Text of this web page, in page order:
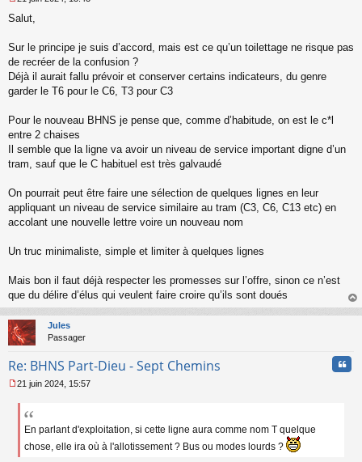
e
s
g
e
n
n
u
Salut,
Sur le principe je suis d’accord, mais est ce qu’un toilettage ne risque pas
de recréer de la confusion ?
Déjà il aurait fallu prévoir et conserver certains indicateurs, du genre
garder le T6 pour le C6, T3 pour C3
Pour le nouveau BHNS je pense que, comme d’habitude, on est le c*l
entre 2 chaises
Il semble que la ligne va avoir un niveau de service important digne d’un
tram, sauf que le C habituel est très galvaudé
On pourrait peut être faire une sélection de quelques lignes en leur
appliquant un niveau de service similaire au tram (C3, C6, C13 etc) en
accolant une nouvelle lettre voire un nouveau nom
Un truc minimaliste, simple et limiter à quelques lignes
Mais bon il faut déjà respecter les promesses sur l’offre, sinon ce n’est
que du délire d’élus qui veulent faire croire qu’ils sont doués
au
Jules
Passager
Re: BHNS Part-Dieu - Sept Chemins
e
21 juin 2024, 15:57
En parlant d'exploitation, si cette ligne aura comme nom T quelque
chose, elle ira où à l'allotissement ? Bus ou modes lourds ?